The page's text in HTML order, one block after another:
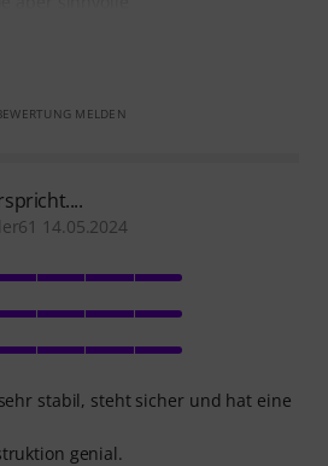
MELDEN
14.05.2024
stabil, steht sicher und hat eine
genial.